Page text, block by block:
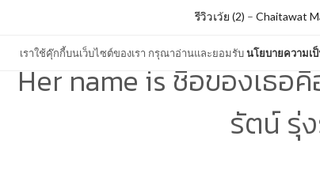
เราใช้คุ๊กกี้บนเว็บไซต์ของเรา กรุณาอ่านและยอมรับนโยบายความเ
รีวิวเว้ย (2) – Chaitawat
Her name is ชื่อของเธอ
รัตน์ รุ่